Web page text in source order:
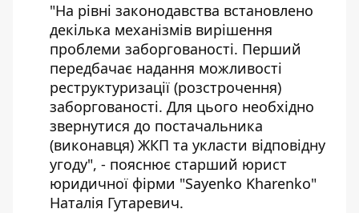
"На рівні законодавства встановлено
декілька механізмів вирішення
проблеми заборгованості. Перший
передбачає надання можливості
реструктуризації (розстрочення)
заборгованості. Для цього необхідно
звернутися до постачальника
(виконавця) ЖКП та укласти відповідну
угоду", - пояснює старший юрист
юридичної фірми "Sayenko Kharenko"
Наталія Гутаревич.